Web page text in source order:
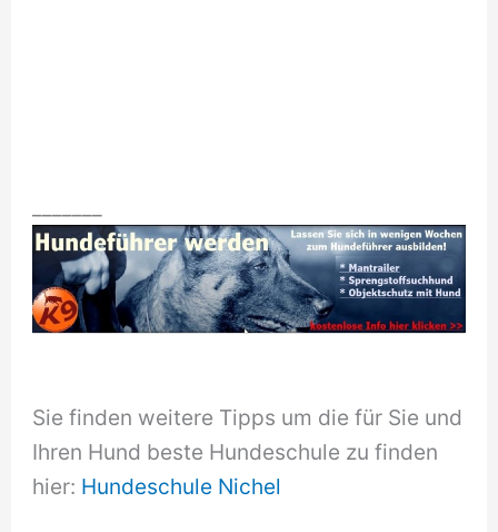
Sie finden weitere Tipps um die für Sie und
Ihren Hund beste Hundeschule zu finden
hier: Hundeschule Nichel